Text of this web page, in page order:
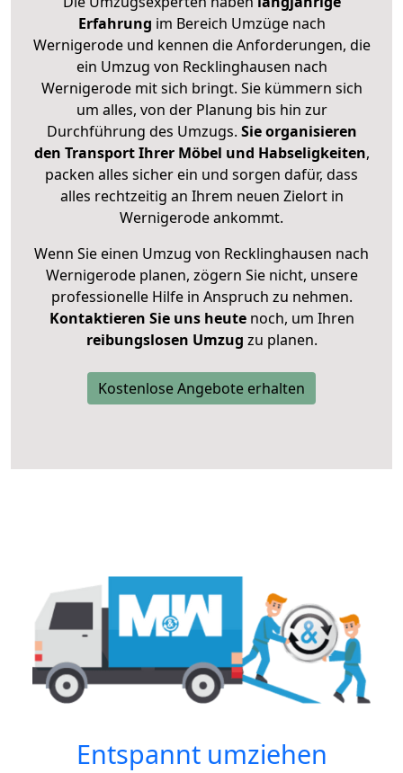
Erfahrung im Bereich Umzüge nach
Wernigerode und kennen die Anforderungen, die
ein Umzug von Recklinghausen nach
Wernigerode mit sich bringt. Sie kümmern sich
um alles, von der Planung bis hin zur
Durchführung des Umzugs. Sie organisieren
den Transport Ihrer Möbel und Habseligkeiten,
packen alles sicher ein und sorgen dafür, dass
alles rechtzeitig an Ihrem neuen Zielort in
Wernigerode ankommt.
Wenn Sie einen Umzug von Recklinghausen nach
Wernigerode planen, zögern Sie nicht, unsere
professionelle Hilfe in Anspruch zu nehmen.
Kontaktieren Sie uns heutenoch, um Ihren
reibungslosen Umzug zu planen.
Kostenlose Angebote erhalten
Entspannt umziehen